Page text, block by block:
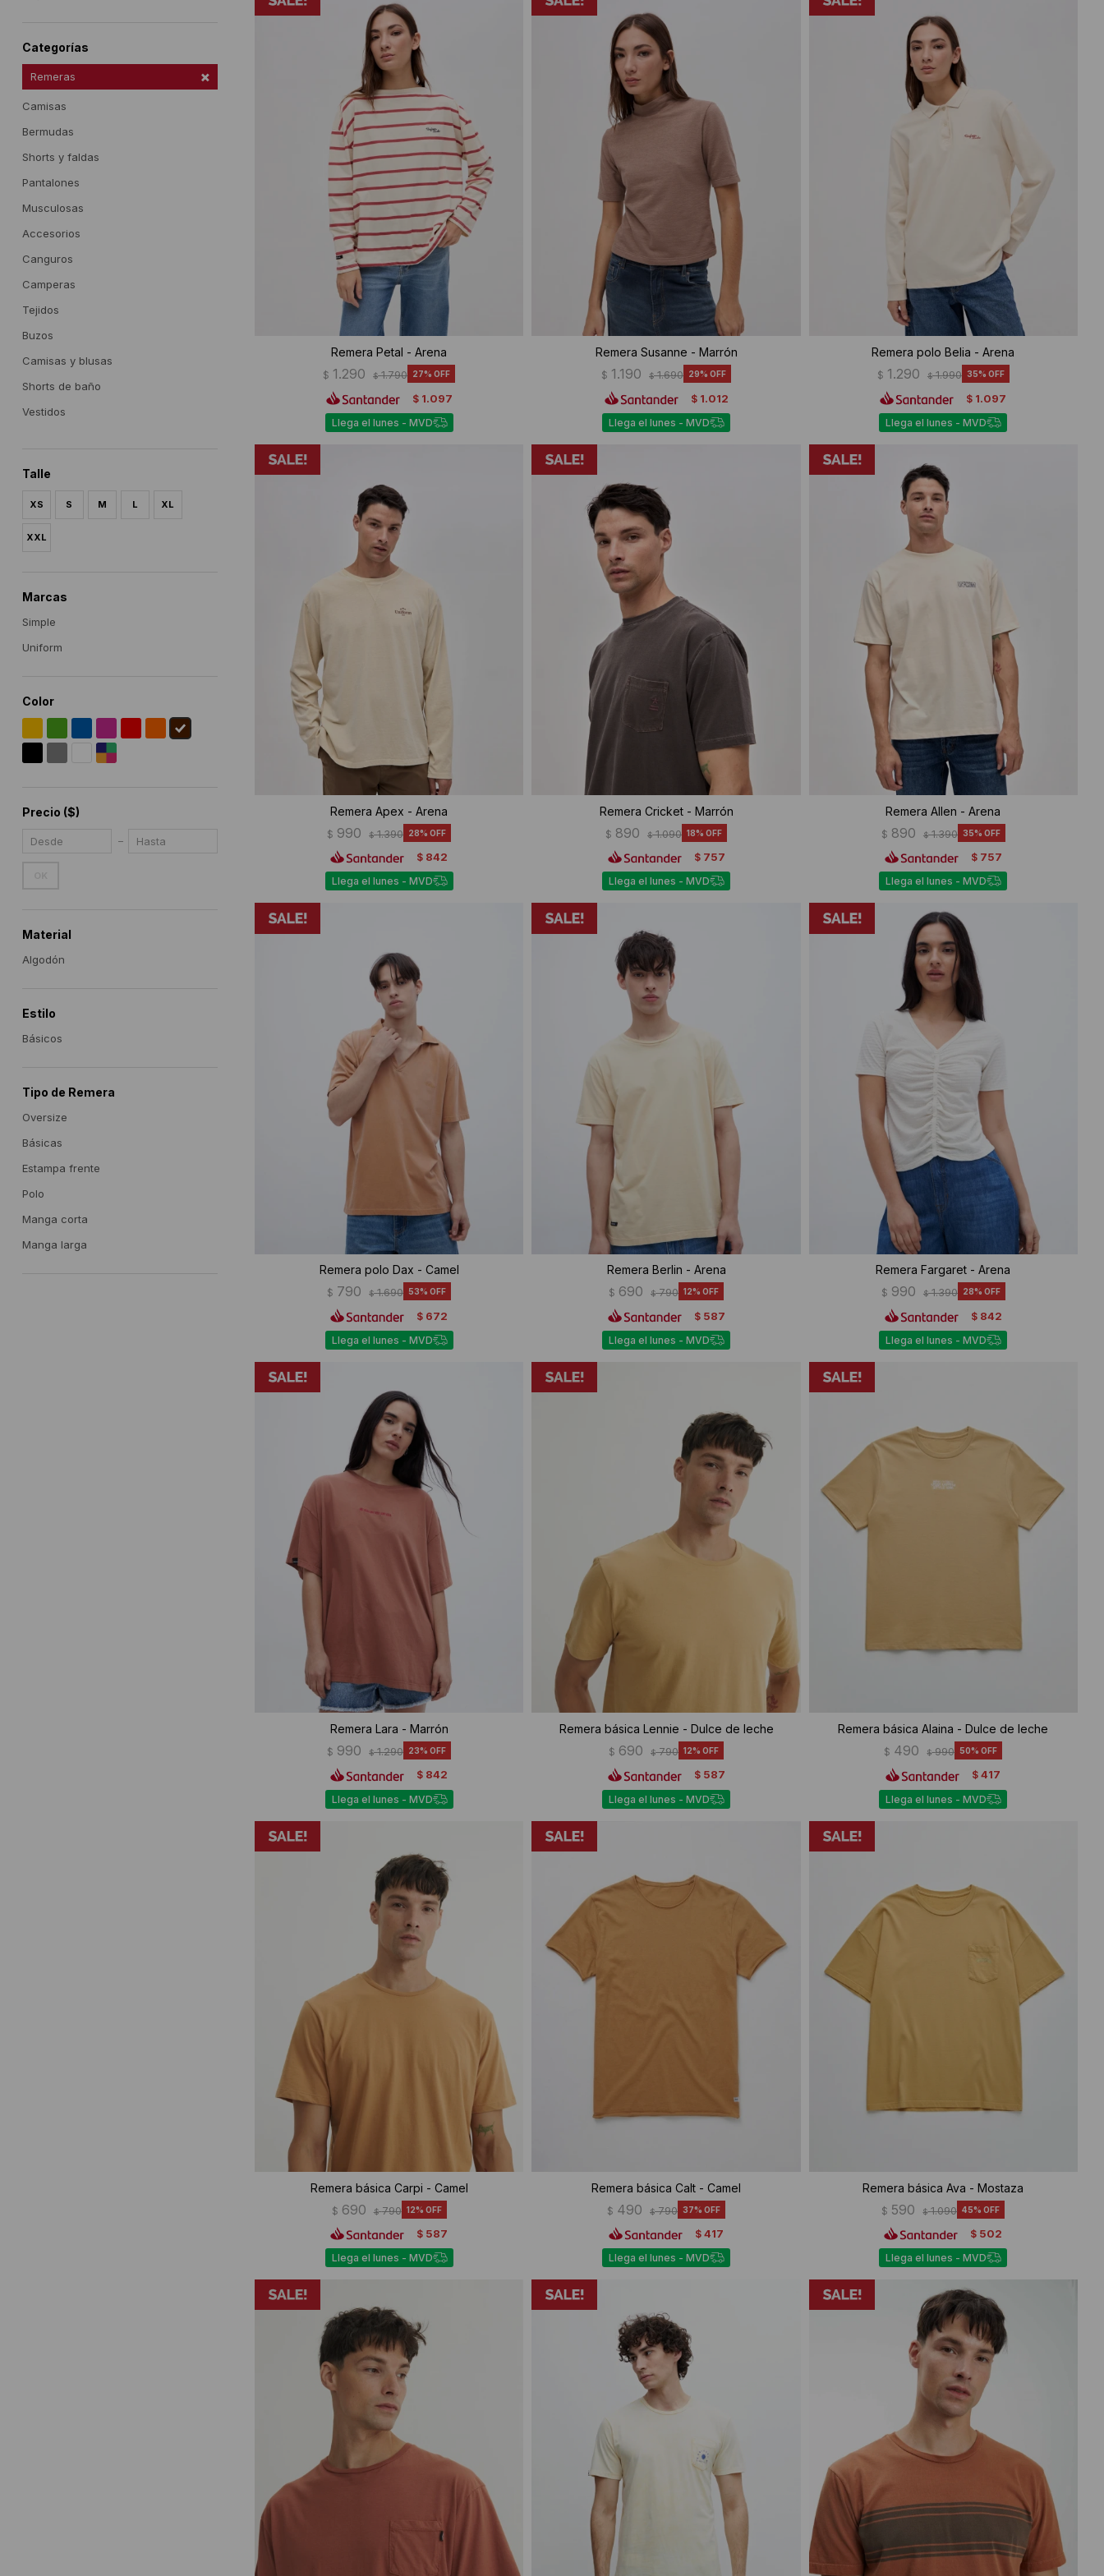
Remera Petal - Arena
$ 1.290 $ 1.790 27
$ 1.097
Llega el lunes - MVD
Remera Susanne - Marrón
$ 1.190 $ 1.690 29
$ 1.012
Llega el lunes - MVD
Remera polo Belia - Arena
$ 1.290 $ 1.990 35
$ 1.097
Llega el lunes - MVD
Remera Apex - Arena
$ 990 $ 1.390 28
$ 842
Llega el lunes - MVD
Remera Cricket - Marrón
$ 890 $ 1.090 18
$ 757
Llega el lunes - MVD
Remera Allen - Arena
$ 890 $ 1.390 35
$ 757
Llega el lunes - MVD
Remera polo Dax - Camel
$ 790 $ 1.690 53
$ 672
Llega el lunes - MVD
Remera Berlin - Arena
$ 690 $ 790 12
$ 587
Llega el lunes - MVD
Remera Fargaret - Arena
$ 990 $ 1.390 28
$ 842
Llega el lunes - MVD
Remera Lara - Marrón
$ 990 $ 1.290 23
$ 842
Llega el lunes - MVD
Remera básica Lennie - Dulce de leche
$ 690 $ 790 12
$ 587
Llega el lunes - MVD
Remera básica Alaina - Dulce de leche
$ 490 $ 990 50
$ 417
Llega el lunes - MVD
Remera básica Carpi - Camel
$ 690 $ 790 12
$ 587
Llega el lunes - MVD
Remera básica Calt - Camel
$ 490 $ 790 37
$ 417
Llega el lunes - MVD
Remera básica Ava - Mostaza
$ 590 $ 1.090 45
$ 502
Llega el lunes - MVD
Categorías
Remeras
Camisas
Bermudas
Shorts y faldas
Pantalones
Musculosas
Accesorios
Canguros
Camperas
Tejidos
Buzos
Camisas y blusas
Shorts de baño
Vestidos
Talle
XS S M L XL
XXL
Marcas
Simple
Uniform
Color
Precio ($)
Material
Algodón
Estilo
Básicos
Tipo de Remera
Oversize
Básicas
Estampa frente
Polo
Manga corta
Manga larga